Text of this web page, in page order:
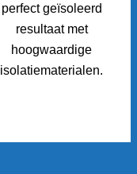
perfect geïsoleerd
resultaat met
hoogwaardige
isolatiematerialen.